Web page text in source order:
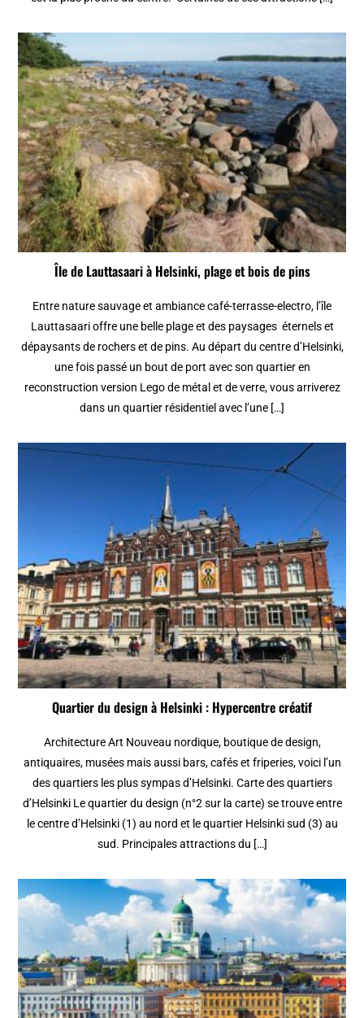
Île de Lauttasaari à Helsinki, plage et bois de pins
Entre nature sauvage et ambiance café-terrasse-electro, l’île
Lauttasaari offre une belle plage et des paysages éternels et
dépaysants de rochers et de pins. Au départ du centre d’Helsinki,
une fois passé un bout de port avec son quartier en
reconstruction version Lego de métal et de verre, vous arriverez
dans un quartier résidentiel avec l’une […]
Quartier du design à Helsinki : Hypercentre créatif
Architecture Art Nouveau nordique, boutique de design,
antiquaires, musées mais aussi bars, cafés et friperies, voici l’un
des quartiers les plus sympas d’Helsinki. Carte des quartiers
d’Helsinki Le quartier du design (n°2 sur la carte) se trouve entre
le centre d’Helsinki (1) au nord et le quartier Helsinki sud (3) au
sud. Principales attractions du […]